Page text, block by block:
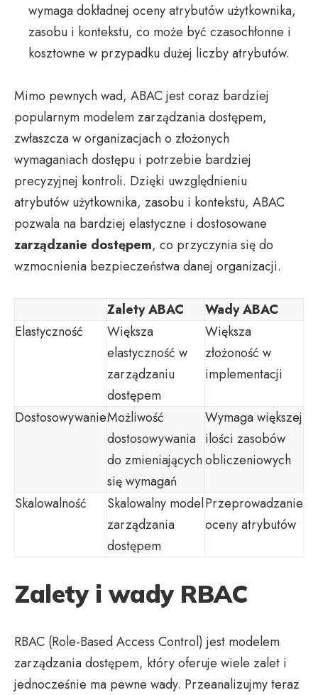
wymaga dokładnej oceny atrybutów użytkownika,
zasobu i kontekstu, co może być czasochłonne i
kosztowne w przypadku dużej liczby atrybutów.
Mimo pewnych wad, ABAC jest coraz bardziej
popularnym modelem zarządzania dostępem,
zwłaszcza w organizacjach o złożonych
wymaganiach dostępu i potrzebie bardziej
precyzyjnej kontroli. Dzięki uwzględnieniu
atrybutów użytkownika, zasobu i kontekstu, ABAC
pozwala na bardziej elastyczne i dostosowane
zarządzanie dostępem, co przyczynia się do
wzmocnienia bezpieczeństwa danej organizacji.
Zalety ABAC
Wady ABAC
Elastyczność
Większa
elastyczność w
zarządzaniu
dostępem
Większa
złożoność w
implementacji
DostosowywanieMożliwość
dostosowywania
do zmieniających
się wymagań
Wymaga większej
ilości zasobów
obliczeniowych
Skalowalność
Skalowalny model
zarządzania
dostępem
Przeprowadzanie
oceny atrybutów
Zalety i wady RBAC
RBAC (Role-Based Access Control) jest modelem
zarządzania dostępem, który oferuje wiele zalet i
jednocześnie ma pewne wady. Przeanalizujmy teraz